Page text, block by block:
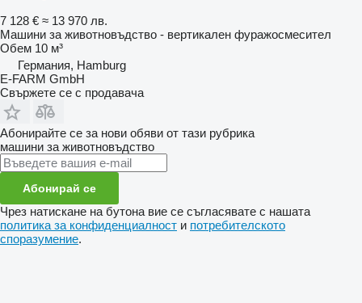
7 128 € ≈ 13 970 лв.
Машини за животновъдство - вертикален фуражосмесител
Обем 10 м³
Германия, Hamburg
E-FARM GmbH
Свържете се с продавача
Абонирайте се за нови обяви от тази рубрика
машини за животновъдство
Абонирай се
Чрез натискане на бутона вие се съгласявате с нашата
политика за конфиденциалност и потребителското
споразумение.